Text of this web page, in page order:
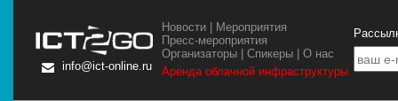
info@ict-online.ru
Новости
Мероприятия
Пресс-мероприятия
Организаторы |Спикеры |О нас
Аренда облачной инфраструктуры